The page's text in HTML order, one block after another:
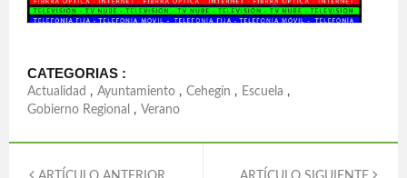
CATEGORIAS :
Actualidad , Ayuntamiento , Cehegín , Escuela ,
Gobierno Regional
, Verano